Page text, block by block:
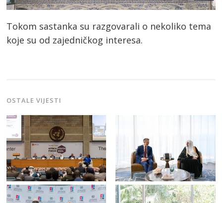
Tokom sastanka su razgovarali o nekoliko tema
koje su od zajedničkog interesa.
OSTALE VIJESTI